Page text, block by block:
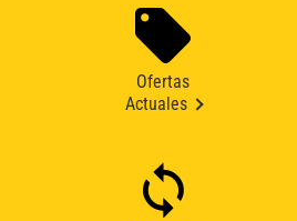
Ofertas
Actuales